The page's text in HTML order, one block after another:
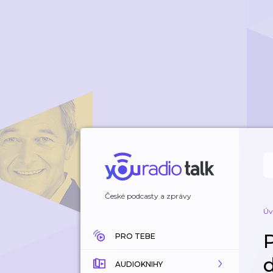
České podcasty a zprávy
PRO TEBE
AUDIOKNIHY